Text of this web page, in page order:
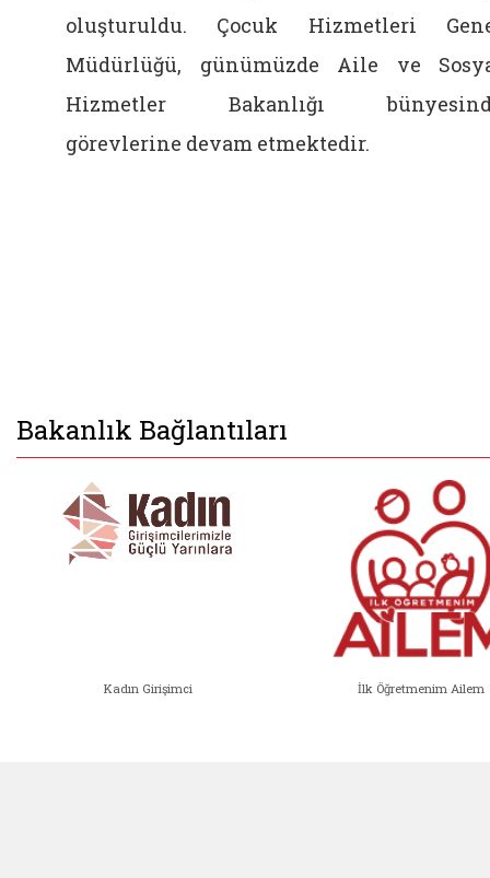
oluşturuldu. Çocuk Hizmetleri
Müdürlüğü, günümüzde Aile ve
Hizmetler Bakanlığı
görevlerine devam etmektedir.
Bakanlık Bağlantıları
Kadın Girişimci İlk Öğretmenim Ailem